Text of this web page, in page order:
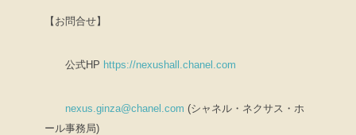
【お問合せ】
公式HP https://nexushall.chanel.com
nexus.ginza@chanel.com (シャネル・ネクサス・ホ
ール事務局)